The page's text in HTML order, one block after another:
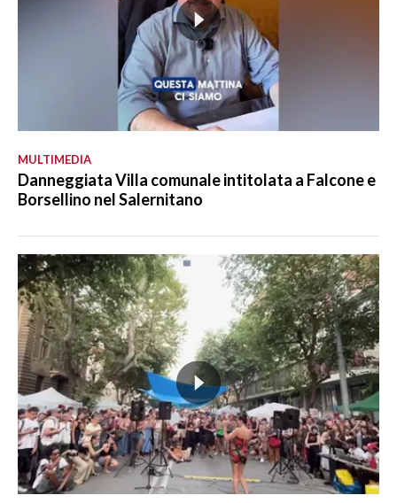
MULTIMEDIA
Danneggiata Villa comunale intitolata a Falcone e
Borsellino nel Salernitano